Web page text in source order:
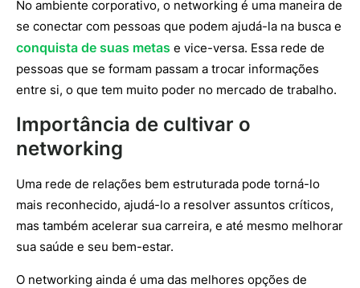
No ambiente corporativo, o networking é uma maneira de
se conectar com pessoas que podem ajudá-la na busca e
conquista de suas metas e vice-versa. Essa rede de
pessoas que se formam passam a trocar informações
entre si, o que tem muito poder no mercado de trabalho.
Importância de cultivar o
networking
Uma rede de relações bem estruturada pode torná-lo
mais reconhecido, ajudá-lo a resolver assuntos críticos,
mas também acelerar sua carreira, e até mesmo melhorar
sua saúde e seu bem-estar.
O networking ainda é uma das melhores opções de